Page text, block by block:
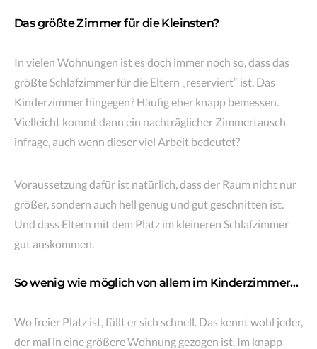
Das größte Zimmer für die Kleinsten?
In vielen Wohnungen ist es doch immer noch so, dass das
größte Schlafzimmer für die Eltern „reserviert“ ist. Das
Kinderzimmer hingegen? Häufig eher knapp bemessen.
Vielleicht kommt dann ein nachträglicher Zimmertausch
infrage, auch wenn dieser viel Arbeit bedeutet?
Voraussetzung dafür ist natürlich, dass der Raum nicht nur
größer, sondern auch hell genug und gut geschnitten ist.
Und dass Eltern mit dem Platz im kleineren Schlafzimmer
gut auskommen.
So wenig wie möglich von allem im Kinderzimmer…
Wo freier Platz ist, füllt er sich schnell. Das kennt wohl jeder,
der mal in eine größere Wohnung gezogen ist. Im knapp